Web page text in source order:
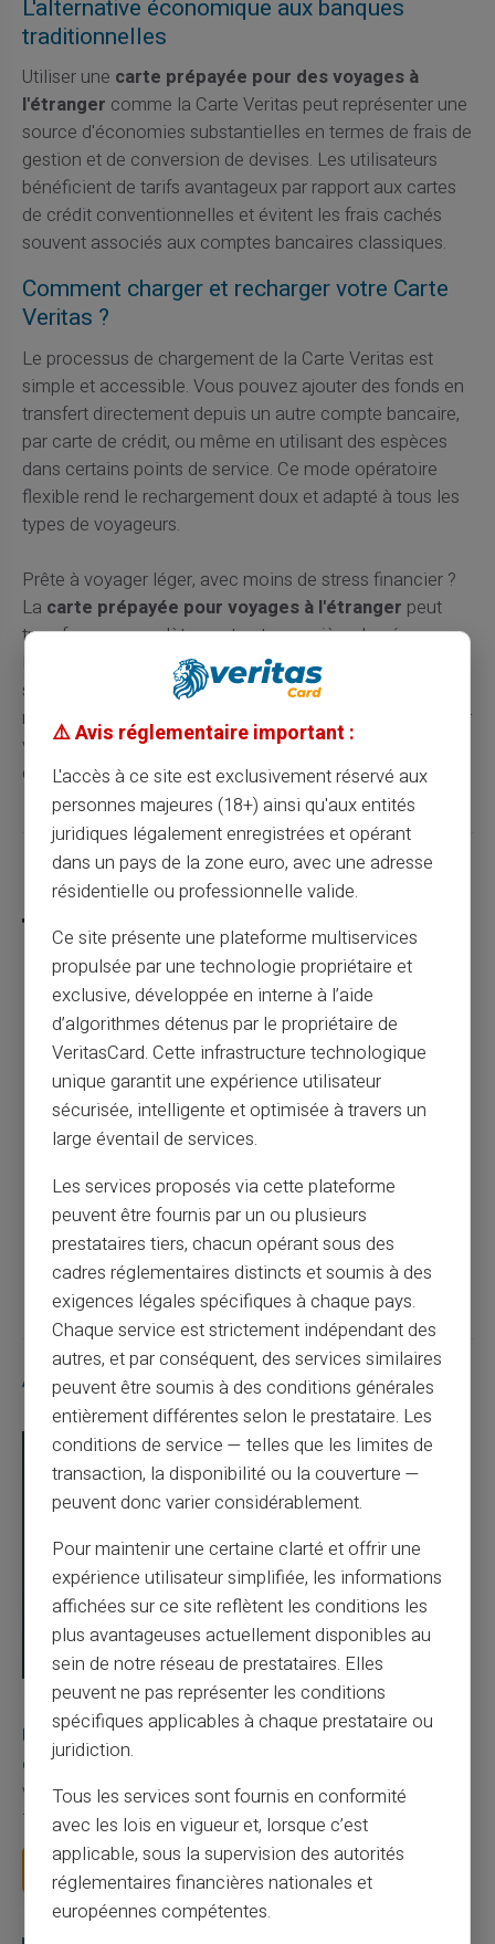
L'alternative économique aux banques
traditionnelles
Utiliser une carte prépayée pour des voyages à
l'étranger comme la Carte Veritas peut représenter une
source d'économies substantielles en termes de frais de
gestion et de conversion de devises. Les utilisateurs
bénéficient de tarifs avantageux par rapport aux cartes
de crédit conventionnelles et évitent les frais cachés
souvent associés aux comptes bancaires classiques.
Comment charger et recharger votre Carte
Veritas ?
Le processus de chargement de la Carte Veritas est
simple et accessible. Vous pouvez ajouter des fonds en
transfert directement depuis un autre compte bancaire,
par carte de crédit, ou même en utilisant des espèces
dans certains points de service. Ce mode opératoire
flexible rend le rechargement doux et adapté à tous les
types de voyageurs.
Prête à voyager léger, avec moins de stress financier ?
La carte prépayée pour voyages à l'étranger peut
transformer complètement votre manière de gérer
l'argent en voyage. Elle personnifie clairement une
solution moderne aux nombreux défis financiers
rencontrés lors du voyage. Adoptez la Carte Veritas pour
vos aventures autour du globe et vivez une tranquillité
d'esprit inégalée.
Partager cet article
Comment remplir un chèque facilement ?
Article précédent
une carte prépayée
Article suivant
Articles similaires
03/08/2026 Veritas Carte prépayée
Une carte bancaire gratuite sans compte, ça
existe ?
Vous avez tapé cette recherche parce que votre banque vous
facture 50 € par an pour une carte que vo...
Lire la suite
⚠️ Avis réglementaire important :
L'accès à ce site est exclusivement réservé aux
personnes majeures (18+) ainsi qu'aux entités
juridiques légalement enregistrées et opérant
dans un pays de la zone euro, avec une adresse
résidentielle ou professionnelle valide.
Ce site présente une plateforme multiservices
propulsée par une technologie propriétaire et
exclusive, développée en interne à l’aide
d’algorithmes détenus par le propriétaire de
VeritasCard. Cette infrastructure technologique
unique garantit une expérience utilisateur
sécurisée, intelligente et optimisée à travers un
large éventail de services.
Les services proposés via cette plateforme
peuvent être fournis par un ou plusieurs
prestataires tiers, chacun opérant sous des
cadres réglementaires distincts et soumis à des
exigences légales spécifiques à chaque pays.
Chaque service est strictement indépendant des
autres, et par conséquent, des services similaires
peuvent être soumis à des conditions générales
entièrement différentes selon le prestataire. Les
conditions de service — telles que les limites de
transaction, la disponibilité ou la couverture —
peuvent donc varier considérablement.
Pour maintenir une certaine clarté et offrir une
expérience utilisateur simplifiée, les informations
affichées sur ce site reflètent les conditions les
plus avantageuses actuellement disponibles au
sein de notre réseau de prestataires. Elles
peuvent ne pas représenter les conditions
spécifiques applicables à chaque prestataire ou
juridiction.
Tous les services sont fournis en conformité
avec les lois en vigueur et, lorsque c’est
applicable, sous la supervision des autorités
réglementaires financières nationales et
européennes compétentes.